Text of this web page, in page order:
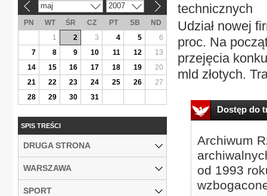
technicznych
Udział nowej
proc. Na
przejęcia
mld złotych.
Dostęp do
Archiwum
od 1993
maj 2007
PN WT ŚR CZ PT SB
ND
1
2 3 4 5
6
7
8 9 10 11 12
13
14
15 16 17 18 19
20
21
22 23 24 25 26
27
28
29 30 31
SPIS TREŚCI
DRUGA STRONA
WARSZAWA
SPORT